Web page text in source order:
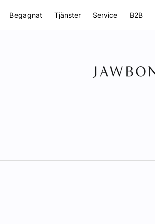
Begagnat Tjänster Service B2B